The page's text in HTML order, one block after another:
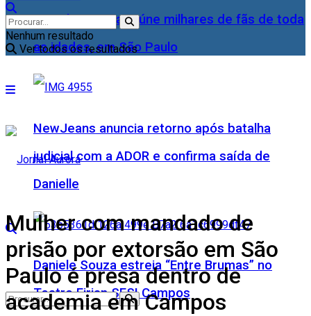
Baixinhos, Xuxa reúne milhares de fãs de toda
as idades, em São Paulo
NewJeans anuncia retorno após batalha
judicial com a ADOR e confirma saída de
Danielle
Daniele Souza estreia “Entre Brumas” no
Teatro Firjan SESI Campos
Nenhum resultado
Ver todos os resultados
Mulher com mandado de
prisão por extorsão em São
Paulo é presa dentro de
academia em Campos